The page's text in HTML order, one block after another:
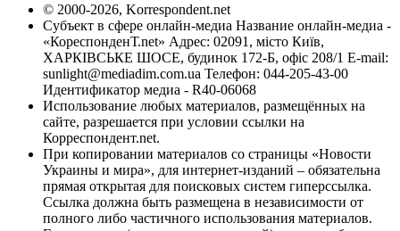
© 2000-2026, Korrespondent.net
Субъект в сфере онлайн-медиа Название онлайн-медиа -
«КореспонденТ.net» Адрес: 02091, місто Київ,
ХАРКІВСЬКЕ ШОСЕ, будинок 172-Б, офіс 208/1 E-mail:
sunlight@mediadim.com.ua Телефон: 044-205-43-00
Идентификатор медиа - R40-06068
Использование любых материалов, размещённых на
сайте, разрешается при условии ссылки на
Корреспондент.net.
При копировании материалов со страницы «Новости
Украины и мира», для интернет-изданий – обязательна
прямая открытая для поисковых систем гиперссылка.
Ссылка должна быть размещена в независимости от
полного либо частичного использования материалов.